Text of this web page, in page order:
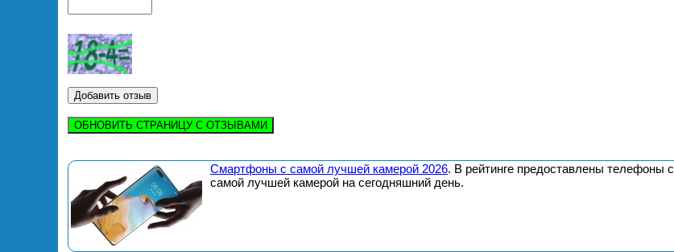
ОБНОВИТЬ СТРАНИЦУ С ОТЗЫВАМИ
Смартфоны с самой лучшей камерой 2026. В рейтинге предоставлены телефоны с
самой лучшей камерой на сегодняшний день.